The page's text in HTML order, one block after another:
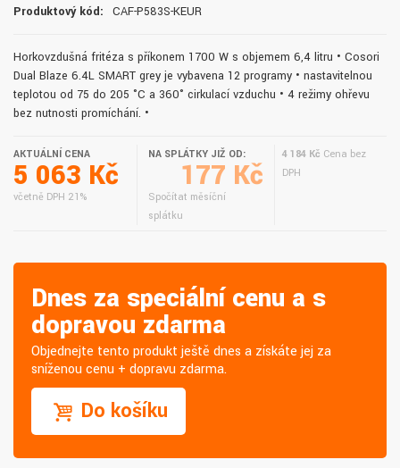
Produktový kód:
CAF-P583S-KEUR
Horkovzdušná fritéza s příkonem 1700 W s objemem 6,4 litru • Cosori
Dual Blaze 6.4L SMART grey je vybavena 12 programy • nastavitelnou
teplotou od 75 do 205 °C a 360° cirkulací vzduchu • 4 režimy ohřevu
bez nutnosti promíchání. •
AKTUÁLNÍ CENA
5 063 Kč
včetně DPH 21%
NA SPLÁTKY JIŽ OD:
177 Kč
Spočítat měsíční
splátku
4 184 Kč Cena bez
DPH
Dnes za speciální cenu a s
dopravou zdarma
Objednejte tento produkt ještě dnes a získáte jej za
sníženou cenu + dopravu zdarma.
Do košíku